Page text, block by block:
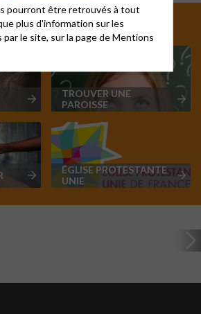
TROUVER UNE
PAROISSE
ÉGLISE PROTESTANTE
UNIE
pourront être retrouvés à tout
plus d'information sur les
par le site, sur la page deMentions